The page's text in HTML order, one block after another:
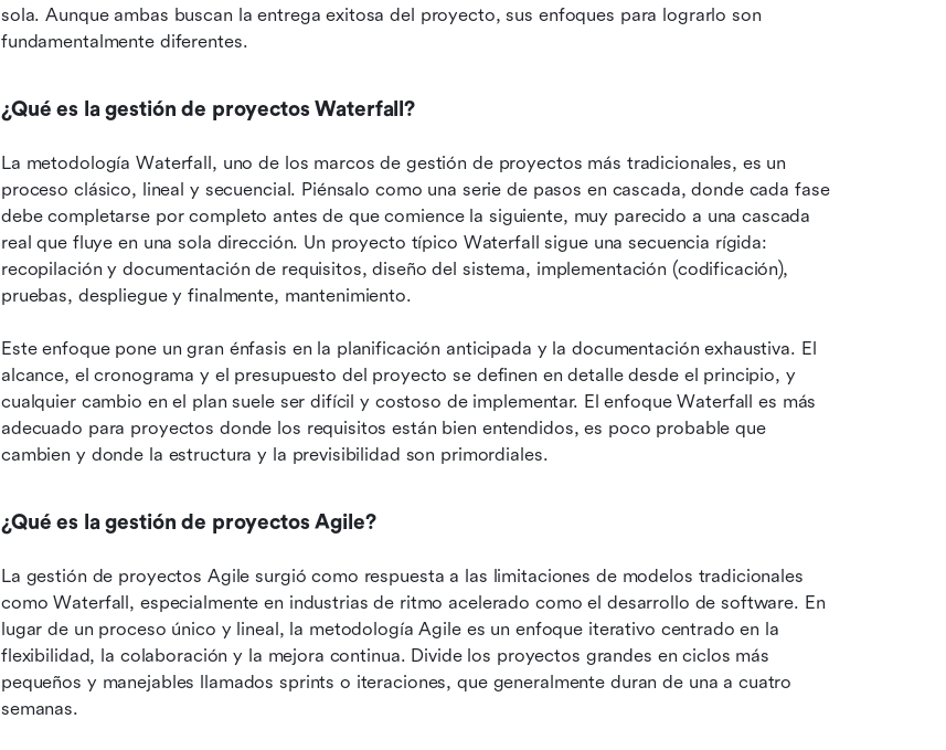
sola. Aunque ambas buscan la entrega exitosa del proyecto, sus enfoques para lograrlo son
fundamentalmente diferentes.
¿Qué es la gestión de proyectos Waterfall?
La metodología Waterfall, uno de los marcos de gestión de proyectos más tradicionales, es un
proceso clásico, lineal y secuencial. Piénsalo como una serie de pasos en cascada, donde cada fase
debe completarse por completo antes de que comience la siguiente, muy parecido a una cascada
real que fluye en una sola dirección. Un proyecto típico Waterfall sigue una secuencia rígida:
recopilación y documentación de requisitos, diseño del sistema, implementación (codificación),
pruebas, despliegue y finalmente, mantenimiento.
Este enfoque pone un gran énfasis en la planificación anticipada y la documentación exhaustiva. El
alcance, el cronograma y el presupuesto del proyecto se definen en detalle desde el principio, y
cualquier cambio en el plan suele ser difícil y costoso de implementar. El enfoque Waterfall es más
adecuado para proyectos donde los requisitos están bien entendidos, es poco probable que
cambien y donde la estructura y la previsibilidad son primordiales.
¿Qué es la gestión de proyectos Agile?
La gestión de proyectos Agile surgió como respuesta a las limitaciones de modelos tradicionales
como Waterfall, especialmente en industrias de ritmo acelerado como el desarrollo de software. En
lugar de un proceso único y lineal, la metodología Agile es un enfoque iterativo centrado en la
flexibilidad, la colaboración y la mejora continua. Divide los proyectos grandes en ciclos más
pequeños y manejables llamados sprints o iteraciones, que generalmente duran de una a cuatro
semanas.